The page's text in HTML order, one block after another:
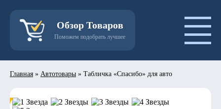
Обзор Товаров
Поможем подобрать лучшее
Главная » Автотовары » Табличка «Спасибо» для авто
- 50%